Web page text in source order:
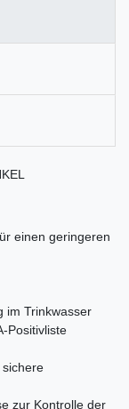
einen geringeren
im Trinkwasser
Positivliste
zur Kontrolle der